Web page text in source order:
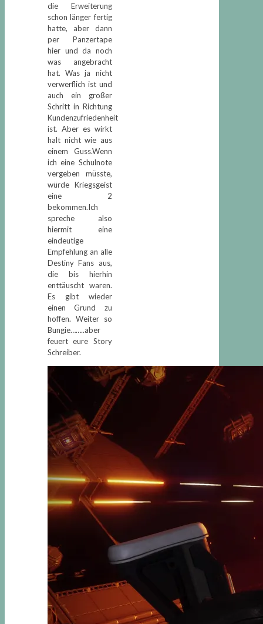
die Erweiterung
schon länger fertig
hatte, aber dann
per Panzertape
hier und da noch
was angebracht
hat. Was ja nicht
verwerflich ist und
auch ein großer
Schritt in Richtung
Kundenzufriedenheit
ist. Aber es wirkt
halt nicht wie aus
einem Guss.Wenn
ich eine Schulnote
vergeben müsste,
würde Kriegsgeist
eine 2
bekommen.Ich
spreche also
hiermit eine
eindeutige
Empfehlung an alle
Destiny Fans aus,
die bis hierhin
enttäuscht waren.
Es gibt wieder
einen Grund zu
hoffen. Weiter so
Bungie……..aber
feuert eure Story
Schreiber.